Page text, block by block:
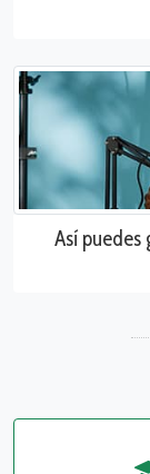
Así